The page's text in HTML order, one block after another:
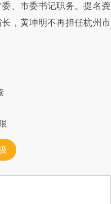
、市委书记职务。提名龚
，黄坤明不再担任杭州市